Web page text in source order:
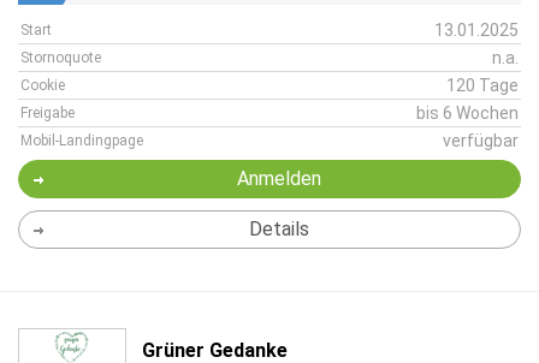
Start 13.01.2025
Stornoquote n.a.
Cookie 120 Tage
Freigabe bis 6 Wochen
Mobil-Landingpage verfügbar
Anmelden
Details
Grüner Gedanke